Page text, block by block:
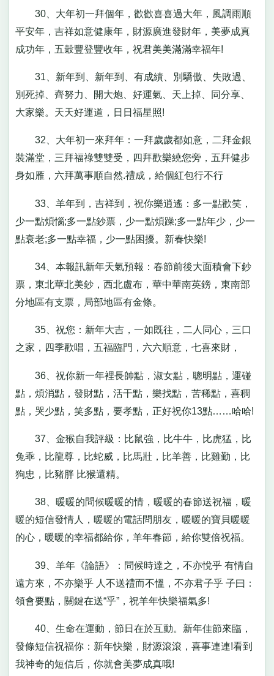
30、大年初一拜個年，歡歡喜喜過大年，風調雨順
平安年，吉祥如意健康年，財源廣進發財年，美夢成真
成功年，五穀豐登豐收年，祝君美美滿滿幸福年!
31、新年到、新年到、有成績、別驕傲、失敗過、
別死掉、齊努力、開大炮、好運氣、天上掉、同分享、
大家樂。天天好運道，日日福星照!
32、大年初一來拜年：一拜歲歲都如意，二拜金銀
裝滿堂，三拜福祿雙雙受，四拜歡樂繞您旁，五拜健步
身如雁，六拜萬事順自然.禮成，給個紅包行不行
33、羊年到，吉祥到，祝你樂逍遙：多一點歡笑，
少一點煩惱;多一點鈔票，少一點煩躁;多一點年少，少一
點衰老;多一點幸福，少一點困擾。新春快樂!
34、本報訊新年天氣預報：春節前後大面積會下鈔
票，東北華北美鈔，西北盧布，華中華南英鎊，東南部
分地區有支票，局部地區有金條。
35、祝您：新年大吉，一如既往，二人同心，三口
之家，四季歡唱，五福臨門，六六順意，七喜來財，
36、祝你新一年裡長帥點，淑女點，聰明點，運碰
點，煩消點，發財點，活干點，樂找點，苦稀點，喜稠
點，哭少點，笑多點，要孝點，正好祝你13點……哈哈!
37、金猴自我評級：比鼠強，比牛牛，比虎猛，比
兔乖，比龍尊，比蛇威，比馬壯，比羊善，比雞勤，比
狗忠，比豬胖 比猴還精。
38、暖暖的問候暖暖的情，暖暖的春節送祝福，暖
暖的短信發情人，暖暖的電話問朋友，暖暖的寶貝暖暖
的心，暖暖的幸福都給你，羊年春節，給你雙倍祝福。
39、羊年《論語》：問候時達之，不亦悅乎 有情自
遠方來，不亦樂乎 人不送禮而不慍，不亦君子乎 子曰：
領會要點，關鍵在送“乎”，祝羊年快樂福氣多!
40、生命在運動，節日在於互動。新年佳節來臨，
發條短信祝福你：新年快樂，財源滾滾，喜事連連!看到
我神奇的短信后，你就會美夢成真哦!